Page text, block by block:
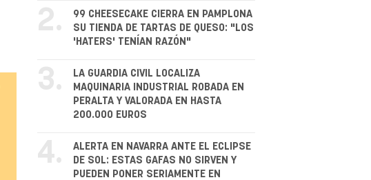
2.
99 CHEESECAKE CIERRA EN PAMPLONA
SU TIENDA DE TARTAS DE QUESO: "LOS
'HATERS' TENÍAN RAZÓN"
3.
LA GUARDIA CIVIL LOCALIZA
MAQUINARIA INDUSTRIAL ROBADA EN
PERALTA Y VALORADA EN HASTA
200.000 EUROS
4.
ALERTA EN NAVARRA ANTE EL ECLIPSE
DE SOL: ESTAS GAFAS NO SIRVEN Y
PUEDEN PONER SERIAMENTE EN